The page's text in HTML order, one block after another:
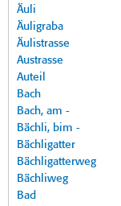
Äuli
Äuligraba
Äulistrasse
Austrasse
Auteil
Bach
Bach, am -
Bächli, bim -
Bächligatter
Bächligatterweg
Bächliweg
Bad